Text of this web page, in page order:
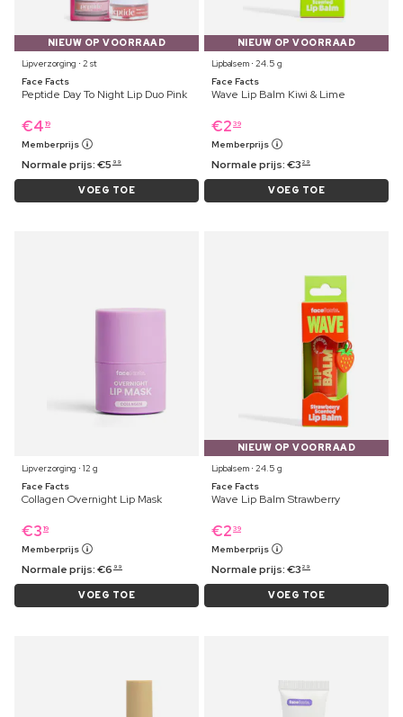
NIEUW OP VOORRAAD
Lipverzorging ⋅ 2 st
Face Facts
Peptide Day To Night Lip Duo Pink
€4 19
Memberprijs
Normale prijs:€5 99
VOEG TOE
NIEUW OP VOORRAAD
Lipbalsem ⋅ 24.5 g
Face Facts
Wave Lip Balm Kiwi & Lime
€2 39
Memberprijs
Normale prijs:€3 29
VOEG TOE
Lipverzorging ⋅ 12 g
Face Facts
Collagen Overnight Lip Mask
€3 19
Memberprijs
Normale prijs:€6 99
VOEG TOE
NIEUW OP VOORRAAD
Lipbalsem ⋅ 24.5 g
Face Facts
Wave Lip Balm Strawberry
€2 39
Memberprijs
Normale prijs:€3 29
VOEG TOE